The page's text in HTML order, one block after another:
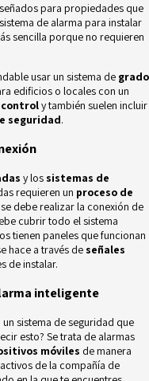
para propiedades que
de alarma para instalar
sencilla porque no requieren
usar un sistema de grado
edificios o locales con un
controly también suelen incluir
seguridad.
y los sistemas de
requieren un proceso de
debe realizar la conexión de
cubrir todo el sistema
tienen paneles que funcionan
hace a través de señales
de instalar.
inteligente
sistema de seguridad que
esto? Se trata de alarmas
móviles de manera
de la compañía de